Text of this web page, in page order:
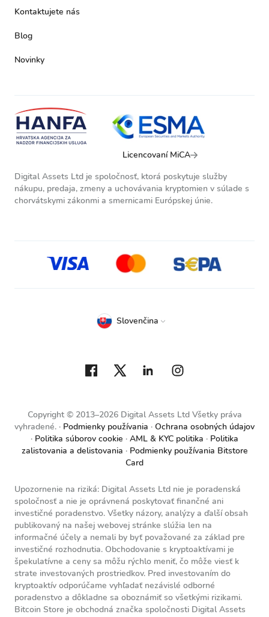
Kontaktujete nás
Blog
Novinky
Licencovaní MiCA
Digital Assets Ltd je spoločnosť, ktorá poskytuje služby
nákupu, predaja, zmeny a uchovávania kryptomien v súlade s
chorvátskymi zákonmi a smernicami Európskej únie.
Copyright © 2013–2026 Digital Assets Ltd Všetky práva
vyhradené.
Podmienky používania
Ochrana osobných údajov
Politika súborov cookie
AML & KYC politika
Politika
zalistovania a delistovania
Podmienky používania Bitstore
Card
Slovenčina
Upozornenie na riziká: Digital Assets Ltd nie je poradenská
spoločnosť a nie je oprávnená poskytovať finančné ani
investičné poradenstvo. Všetky názory, analýzy a ďalší obsah
publikovaný na našej webovej stránke slúžia len na
informačné účely a nemali by byť považované za základ pre
investičné rozhodnutia. Obchodovanie s kryptoaktívami je
špekulatívne a ceny sa môžu rýchlo meniť, čo môže viesť k
strate investovaných prostriedkov. Pred investovaním do
kryptoaktív odporúčame vyhľadať nezávislé odborné
poradenstvo a dôkladne sa oboznámiť so všetkými rizikami.
Bitcoin Store je obchodná značka spoločnosti Digital Assets